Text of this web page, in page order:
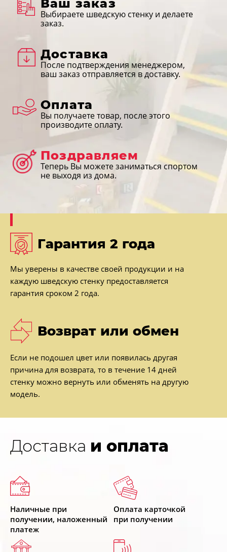
Ваш заказ
Выбираете шведскую стенку и делаете
заказ.
Доставка
После подтверждения менеджером,
ваш заказ отправляется в доставку.
Оплата
Вы получаете товар, после этого
производите оплату.
Поздравляем
Теперь Вы можете заниматься спортом
не выходя из дома.
Гарантия 2 года
Мы уверены в качестве своей продукции и на
каждую шведскую стенку предоставляется
гарантия сроком 2 года.
Возврат или обмен
Если не подошел цвет или появилась другая
причина для возврата, то в течение 14 дней
стенку можно вернуть или обменять на другую
модель.
Доставка и оплата
Наличные при
получении, наложенный
платеж
Оплата карточкой
при получении